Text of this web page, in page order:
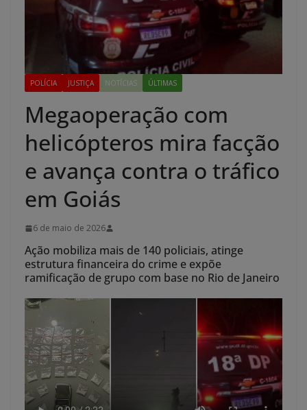
POLÍCIA JUSTIÇA NOTÍCIAS ÚLTIMAS
Megaoperação com
helicópteros mira facção
e avança contra o tráfico
em Goiás
6 de maio de 2026
Ação mobiliza mais de 140 policiais, atinge
estrutura financeira do crime e expõe
ramificação de grupo com base no Rio de Janeiro